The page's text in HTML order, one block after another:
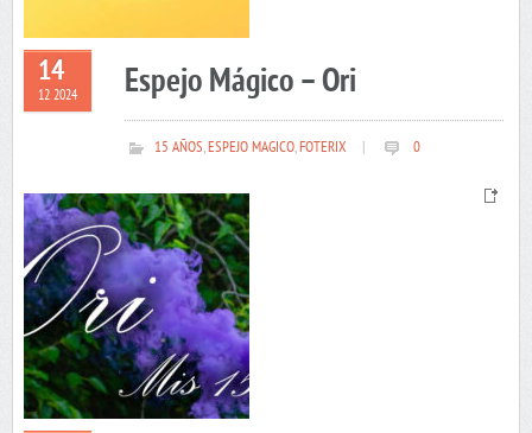
14
12 2024 Espejo Mágico – Ori
15 AÑOS,ESPEJO MAGICO,FOTERIX 0